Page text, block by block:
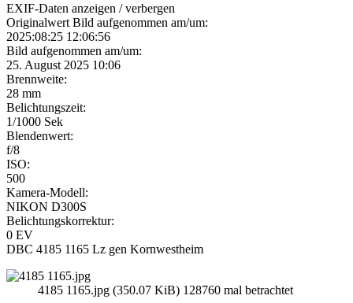
EXIF-Daten anzeigen / verbergen
Originalwert Bild aufgenommen am/um:
2025:08:25 12:06:56
Bild aufgenommen am/um:
25. August 2025 10:06
Brennweite:
28 mm
Belichtungszeit:
1/1000 Sek
Blendenwert:
f/8
ISO:
500
Kamera-Modell:
NIKON D300S
Belichtungskorrektur:
0 EV
DBC 4185 1165 Lz gen Kornwestheim
4185 1165.jpg (350.07 KiB) 128760 mal betrachtet